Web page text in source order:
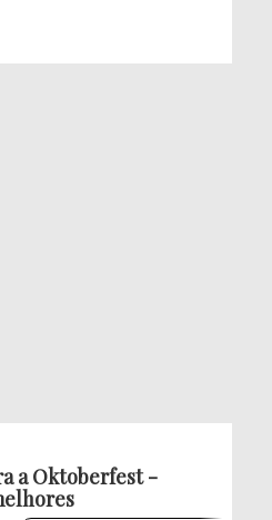
a Oktoberfest -